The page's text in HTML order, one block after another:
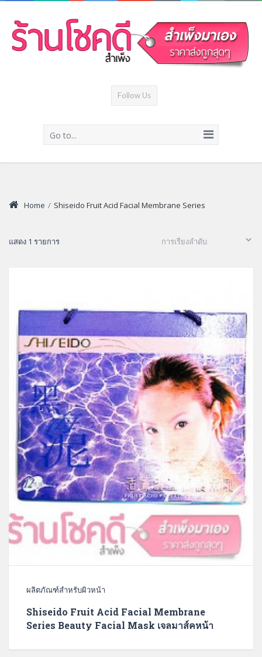
Follow Us
Go to...
Home / Shiseido Fruit Acid Facial Membrane Series
แสดง 1 รายการ
ผลิตภัณฑ์สำหรับผิวหน้า
Shiseido Fruit Acid Facial Membrane
Series Beauty Facial Mask เจลมาส์คหน้า